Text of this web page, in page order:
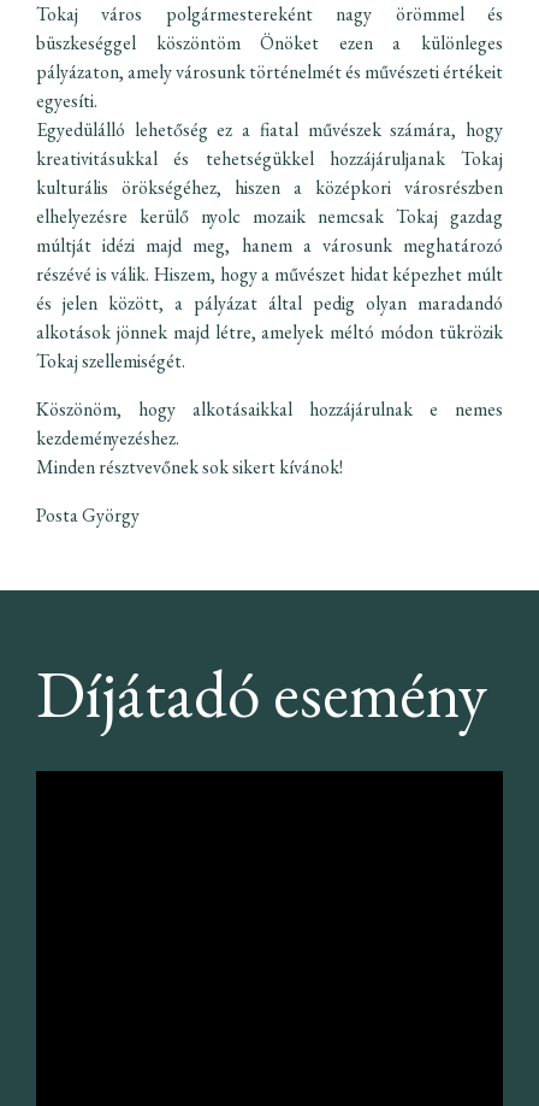
Tokaj város polgármestereként nagy örömmel és
büszkeséggel köszöntöm Önöket ezen a különleges
pályázaton, amely városunk történelmét és művészeti értékeit
egyesíti.
Egyedülálló lehetőség ez a fiatal művészek számára, hogy
kreativitásukkal és tehetségükkel hozzájáruljanak Tokaj
kulturális örökségéhez, hiszen a középkori városrészben
elhelyezésre kerülő nyolc mozaik nemcsak Tokaj gazdag
múltját idézi majd meg, hanem a városunk meghatározó
részévé is válik. Hiszem, hogy a művészet hidat képezhet múlt
és jelen között, a pályázat által pedig olyan maradandó
alkotások jönnek majd létre, amelyek méltó módon tükrözik
Tokaj szellemiségét.
Köszönöm, hogy alkotásaikkal hozzájárulnak e nemes
kezdeményezéshez.
Minden résztvevőnek sok sikert kívánok!
Posta György
Díjátadó esemény